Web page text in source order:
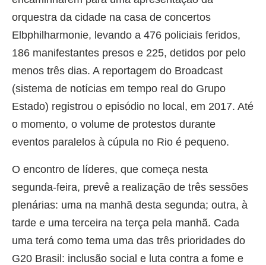
orquestra da cidade na casa de concertos
Elbphilharmonie, levando a 476 policiais feridos,
186 manifestantes presos e 225, detidos por pelo
menos três dias. A reportagem do Broadcast
(sistema de notícias em tempo real do Grupo
Estado) registrou o episódio no local, em 2017. Até
o momento, o volume de protestos durante
eventos paralelos à cúpula no Rio é pequeno.
O encontro de líderes, que começa nesta
segunda-feira, prevê a realização de três sessões
plenárias: uma na manhã desta segunda; outra, à
tarde e uma terceira na terça pela manhã. Cada
uma terá como tema uma das três prioridades do
G20 Brasil: inclusão social e luta contra a fome e